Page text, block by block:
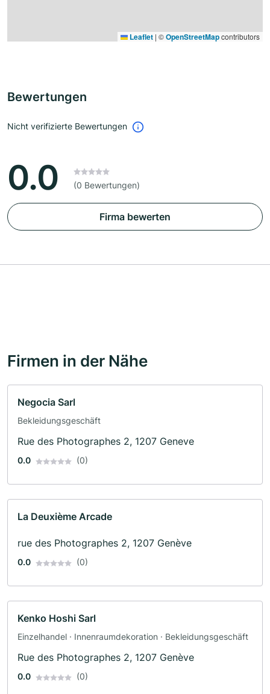
Leaflet | ©OpenStreetMapcontributors
Bewertungen
Nicht verifizierte Bewertungen
0.0 (0 Bewertungen)
Firma bewerten
Firmen in der Nähe
Negocia Sarl
Bekleidungsgeschäft
Rue des Photographes 2, 1207 Geneve
0.0 (0)
La Deuxième Arcade
rue des Photographes 2, 1207 Genève
0.0 (0)
Kenko Hoshi Sarl
Einzelhandel · Innenraumdekoration · Bekleidungsgeschäft
Rue des Photographes 2, 1207 Genève
0.0 (0)